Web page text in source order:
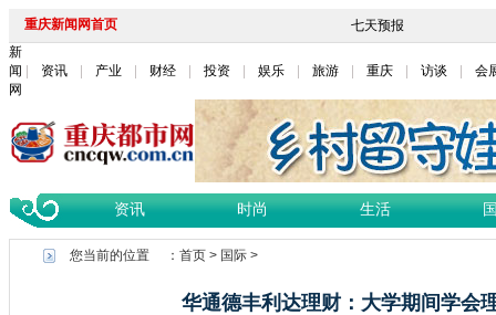
重庆新闻网首页
新
闻
网
资讯 产业 财经 投资 娱乐 旅游 重庆 访谈 会
资讯 时尚 生活
您当前的位置 ： 首页> 国际>
华通德丰利达理财：大学期间学会